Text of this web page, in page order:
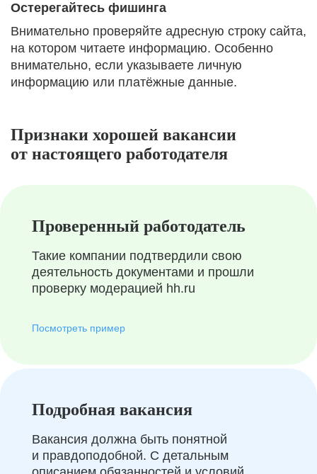
Остерегайтесь фишинга
Внимательно проверяйте адресную строку сайта,
на котором читаете информацию. Особенно
внимательно, если указываете личную
информацию или платёжные данные.
Признаки хорошей вакансии
от настоящего работодателя
Проверенный работодатель
Такие компании подтвердили свою
деятельность документами и прошли
проверку модерацией hh.ru
Посмотреть пример
Подробная вакансия
Вакансия должна быть понятной
и правдоподобной. С детальным